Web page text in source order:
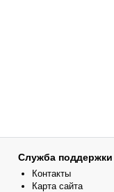
Служба поддержки
Контакты
Карта сайта